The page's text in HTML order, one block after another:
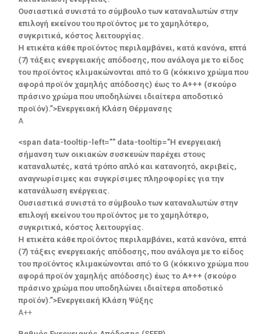
Ουσιαστικά συνιστά το σύμβουλο των καταναλωτών στην
επιλογή εκείνου του προϊόντος με το χαμηλότερο,
συγκριτικά, κόστος λειτουργίας.
Η ετικέτα κάθε προϊόντος περιλαμβάνει, κατά κανόνα, επτά
(7) τάξεις ενεργειακής απόδοσης, που ανάλογα με το είδος
του προϊόντος κλιμακώνονται από το G (κόκκινο χρώμα που
αφορά προϊόν χαμηλής απόδοσης) έως το Α+++ (σκούρο
πράσινο χρώμα που υποδηλώνει ιδιαίτερα αποδοτικό
προϊόν).”>Ενεργειακή Κλάση Θέρμανσης
A
<span data-tooltip-left="" data-tooltip="Η ενεργειακή
σήμανση των οικιακών συσκευών παρέχει στους
καταναλωτές, κατά τρόπο απλό και κατανοητό, ακριβείς,
αναγνωρίσιμες και συγκρίσιμες πληροφορίες για την
κατανάλωση ενέργειας.
Ουσιαστικά συνιστά το σύμβουλο των καταναλωτών στην
επιλογή εκείνου του προϊόντος με το χαμηλότερο,
συγκριτικά, κόστος λειτουργίας.
Η ετικέτα κάθε προϊόντος περιλαμβάνει, κατά κανόνα, επτά
(7) τάξεις ενεργειακής απόδοσης, που ανάλογα με το είδος
του προϊόντος κλιμακώνονται από το G (κόκκινο χρώμα που
αφορά προϊόν χαμηλής απόδοσης) έως το Α+++ (σκούρο
πράσινο χρώμα που υποδηλώνει ιδιαίτερα αποδοτικό
προϊόν).”>Ενεργειακή Κλάση Ψύξης
A++